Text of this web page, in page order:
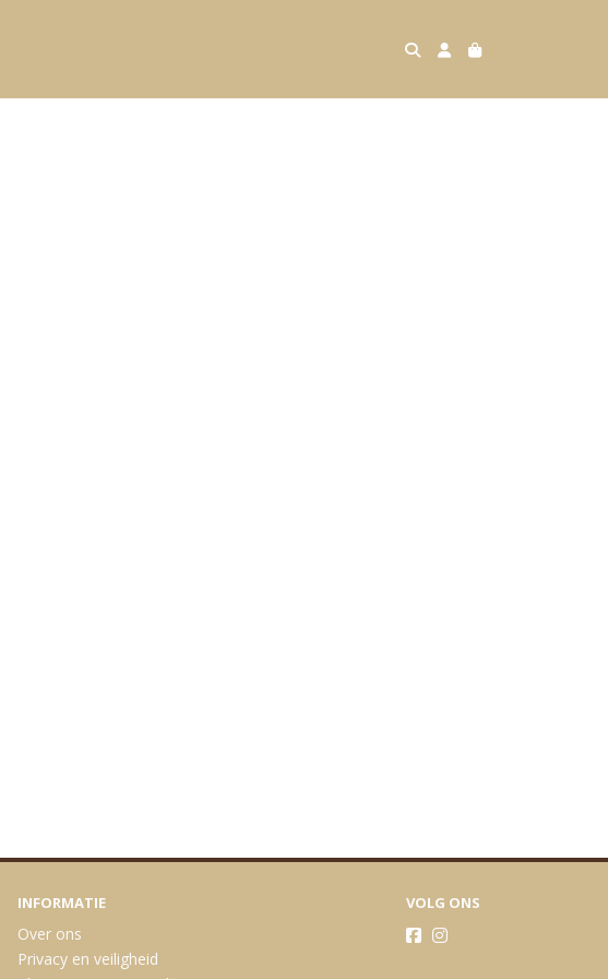
INFORMATIE
Over ons
Privacy en veiligheid
VOLG ONS